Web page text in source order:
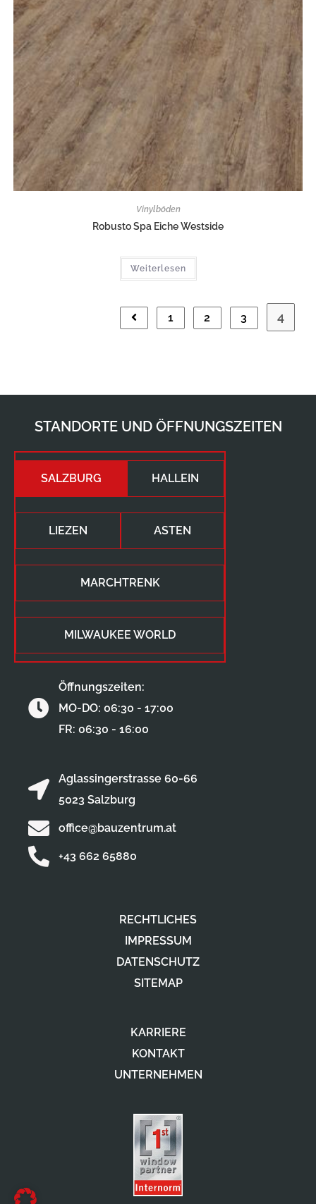
Vinylböden
Robusto Spa Eiche Westside
Weiterlesen
1 2 3 4
RECHTLICHES
IMPRESSUM
DATENSCHUTZ
SITEMAP
KARRIERE
KONTAKT
UNTERNEHMEN
STANDORTE UND ÖFFNUNGSZEITEN
SALZBURG HALLEIN
LIEZEN ASTEN
MARCHTRENK
MILWAUKEE WORLD
Aglassingerstrasse 60-66
5023 Salzburg
office@bauzentrum.at
+43 662 65880
Öffnungszeiten:
MO-DO: 06:30 - 17:00
FR: 06:30 - 16:00